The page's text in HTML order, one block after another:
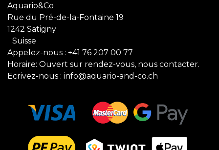
Aquario&Co
Rue du Pré-de-la-Fontaine 19
1242 Satigny
Suisse
Appelez-nous : +41 76 207 00 77
Horaire: Ouvert sur rendez-vous, nous contacter.
Ecrivez-nous : info@aquario-and-co.ch